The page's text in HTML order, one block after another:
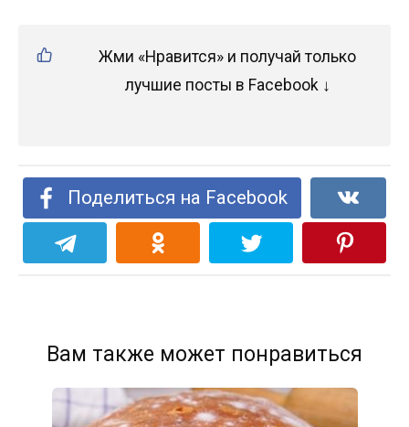
Жми «Нравится» и получай только
лучшие посты в Facebook ↓
Поделиться на Facebook
Вам также может понравиться